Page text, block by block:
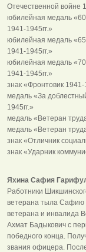
Отечественной войне
юбилейная медаль
1941-1945гг.»
юбилейная медаль
1941-1945гг.»
юбилейная медаль
1941-1945гг.»
знак «Фронтовик
медаль «За
1945гг.»
медаль «Ветеран
медаль «Ветеран
знак «Отличник
знак «Ударник
Яхина Сафия
Работники
ветерана тыла Сафию
ветерана и инвалида
Ахмат Бадыкович с
победного конца.
звания офицера.